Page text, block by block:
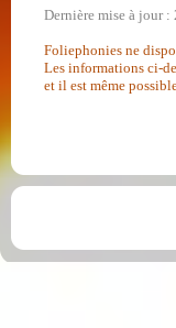
Dernière mise à jour
Foliephonies ne
Les informations ci-
et il est même